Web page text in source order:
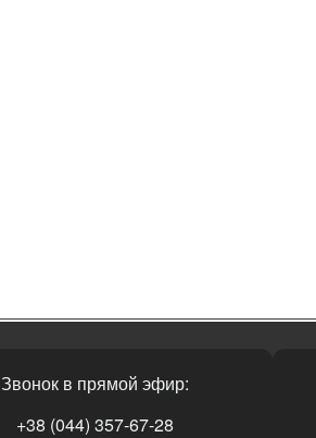
Звонок в прямой эфир:
+38 (044) 357-67-28